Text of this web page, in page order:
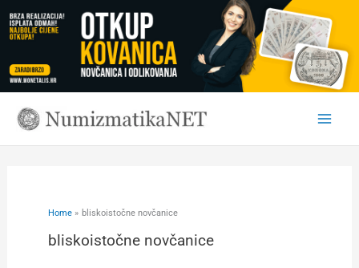
to
content
Home bliskoistočne novčanice
bliskoistočne novčanice